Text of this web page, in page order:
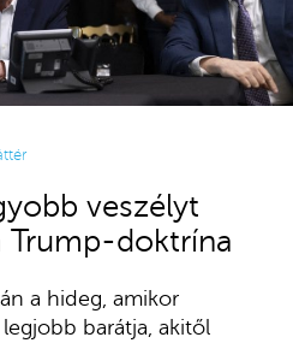
veszélyt
Trump-doktrína
a hideg, amikor
barátja, akitől